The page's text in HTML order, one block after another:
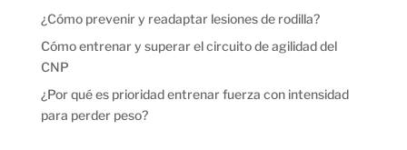
¿Cómo prevenir y readaptar lesiones de rodilla?
Cómo entrenar y superar el circuito de agilidad del
CNP
¿Por qué es prioridad entrenar fuerza con intensidad
para perder peso?